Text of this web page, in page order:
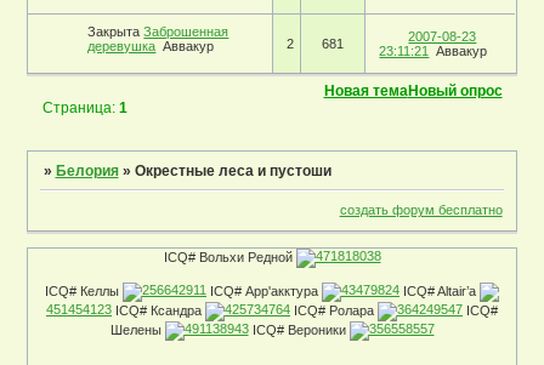
ЗакрытаЗаброшенная
деревушка Аввакур 2 681
2007-08-23
23:11:21
Аввакур
Новая темаНовый опрос
Страница: 1
» Белория » Окрестные леса и пустоши
создать форум бесплатно
ICQ# Вольхи Редной 471818038
ICQ# Келлы 256642911 ICQ# Арр'акктура 43479824 ICQ# Altair’a
451454123 ICQ# Ксандра 425734764 ICQ# Ролара 364249547 ICQ#
Шелены
491138943ICQ# Вероники 356558557